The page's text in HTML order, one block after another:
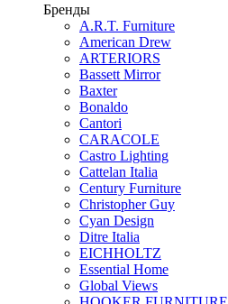
Бренды
A.R.T. Furniture
American Drew
ARTERIORS
Bassett Mirror
Baxter
Bonaldo
Cantori
CARACOLE
Castro Lighting
Cattelan Italia
Century Furniture
Christopher Guy
Cyan Design
Ditre Italia
EICHHOLTZ
Essential Home
Global Views